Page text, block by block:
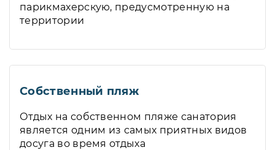
парикмахерскую, предусмотренную на
территории
Собственный пляж
Отдых на собственном пляже санатория
является одним из самых приятных видов
досуга во время отдыха